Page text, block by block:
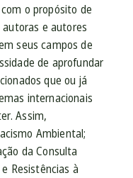
o propósito de
e autores
seus campos de
de aprofundar
que ou já
internacionais
Assim,
Ambiental;
da Consulta
Resistências à